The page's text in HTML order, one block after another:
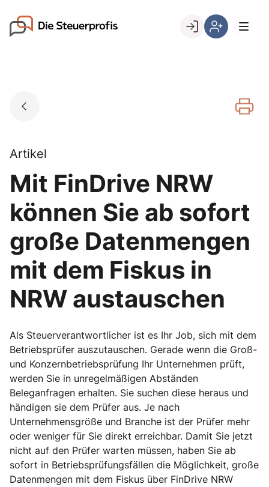
content
Go to landing page.
registrieren,
sind
Artikel
Mit FinDrive NRW
können Sie ab sofort
große Datenmengen
mit dem Fiskus in
NRW austauschen
Als Steuerverantwortlicher ist es Ihr Job, sich mit dem
Betriebsprüfer auszutauschen. Gerade wenn die Groß-
und Konzernbetriebsprüfung Ihr Unternehmen prüft,
werden Sie in unregelmäßigen Abständen
Beleganfragen erhalten. Sie suchen diese heraus und
händigen sie dem Prüfer aus. Je nach
Unternehmensgröße und Branche ist der Prüfer mehr
oder weniger für Sie direkt erreichbar. Damit Sie jetzt
nicht auf den Prüfer warten müssen, haben Sie ab
sofort in Betriebsprüfungsfällen die Möglichkeit, große
Datenmengen mit dem Fiskus über FinDrive NRW